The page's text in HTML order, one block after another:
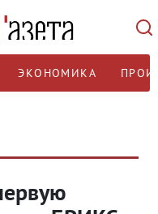
ЭКОНОМИКА